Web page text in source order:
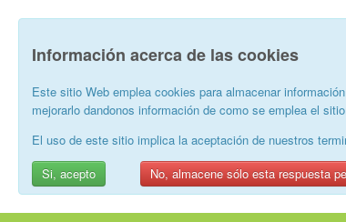
Información acerca de las cookies
Este sitio Web emplea cookies para almacenar
mejorarlo dandonos información de como se emplea el
El uso de este sitio implica la aceptación de nuestros
Si, acepto
No, almacene sólo esta respuesta